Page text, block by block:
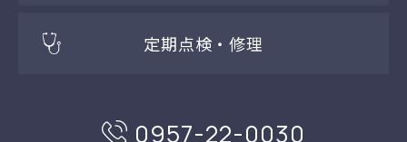
定期点検・修理
0957-22-0030